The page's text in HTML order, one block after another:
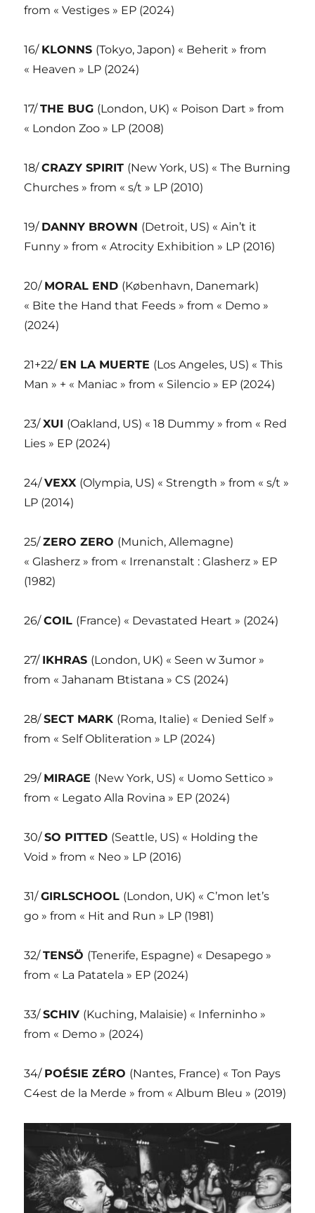
from « Vestiges » EP (2024)
16/ KLONNS (Tokyo, Japon) « Beherit » from
« Heaven » LP (2024)
17/THE BUG (London, UK) « Poison Dart » from
« London Zoo » LP (2008)
18/CRAZY SPIRIT (New York, US) « The Burning
Churches » from « s/t » LP (2010)
19/ DANNY BROWN (Detroit, US) « Ain’t it
Funny » from « Atrocity Exhibition » LP (2016)
20/ MORAL END (København, Danemark)
« Bite the Hand that Feeds » from « Demo »
(2024)
21+22/ EN LA MUERTE (Los Angeles, US) « This
Man » + « Maniac » from « Silencio » EP (2024)
23/XUI (Oakland, US) « 18 Dummy » from « Red
Lies » EP (2024)
24/VEXX (Olympia, US) « Strength » from « s/t »
LP (2014)
25/ZERO ZERO (Munich, Allemagne)
« Glasherz » from « Irrenanstalt : Glasherz » EP
(1982)
26/COIL (France) « Devastated Heart » (2024)
27/ IKHRAS (London, UK) « Seen w 3umor »
from « Jahanam Btistana » CS (2024)
28/SECT MARK (Roma, Italie) « Denied Self »
from « Self Obliteration » LP (2024)
29/ MIRAGE (New York, US) « Uomo Settico »
from « Legato Alla Rovina » EP (2024)
30/SO PITTED (Seattle, US) « Holding the
Void » from « Neo » LP (2016)
31/GIRLSCHOOL (London, UK) « C’mon let’s
go » from « Hit and Run » LP (1981)
32/TENSÖ (Tenerife, Espagne) « Desapego »
from « La Patatela » EP (2024)
33/SCHIV (Kuching, Malaisie) « Inferninho »
from « Demo » (2024)
34/ POÉSIE ZÉRO (Nantes, France) « Ton Pays
C4est de la Merde » from « Album Bleu » (2019)